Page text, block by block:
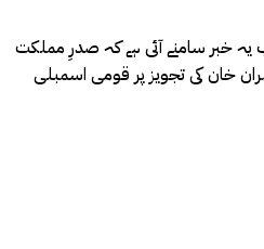
خبر سامنے آئی ہے کہ صدرِ مملکت
خان کی تجویز پر قومی اسمبلی